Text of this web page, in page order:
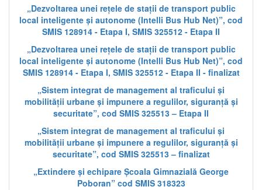
„Dezvoltarea unei rețele de stații de transport public
local inteligente și autonome (Intelli Bus Hub Net)”, cod
SMIS 128914 - Etapa I, SMIS 325512 - Etapa II
„Dezvoltarea unei rețele de stații de transport public
local inteligente și autonome (Intelli Bus Hub Net)”, cod
SMIS 128914 - Etapa I, SMIS 325512 - Etapa II - finalizat
„Sistem integrat de management al traficului și
mobilității urbane și impunere a regulilor, siguranță și
securitate”, cod SMIS 325513 – Etapa II
„Sistem integrat de management al traficului și
mobilității urbane și impunere a regulilor, siguranță și
securitate”, cod SMIS 325513 – finalizat
„Extindere și echipare Școala Gimnazială George
Poboran” cod SMIS 318323